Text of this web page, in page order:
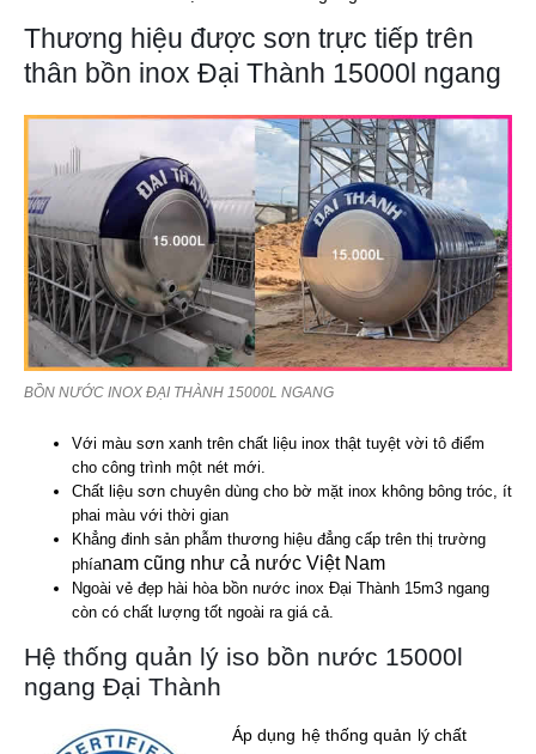
Thương hiệu được sơn trực tiếp trên
thân bồn inox Đại Thành 15000l ngang
BỒN NƯỚC INOX ĐẠI THÀNH 15000L NGANG
Với màu sơn xanh trên chất liệu inox thật tuyệt vời tô điểm
cho công trình một nét mới.
Chất liệu sơn chuyên dùng cho bờ mặt inox không bông tróc, ít
phai màu với thời gian
Khẳng đinh sản phẫm thương hiệu đẳng cấp trên thị trường
phíanam cũng như cả nước Việt Nam
Ngoài vẻ đẹp hài hòa bồn nước inox Đại Thành 15m3 ngang
còn có chất lượng tốt ngoài ra giá cả.
Hệ thống quản lý iso bồn nước 15000l
ngang Đại Thành
Áp dụng hệ thống quản lý chất